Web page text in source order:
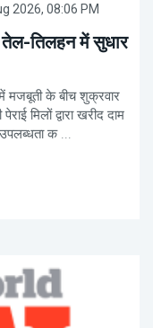
2026, 08:06 PM
तिलहन में सुधार
मजबूती के बीच शुक्रवार
मिलों द्वारा खरीद दाम
क ...